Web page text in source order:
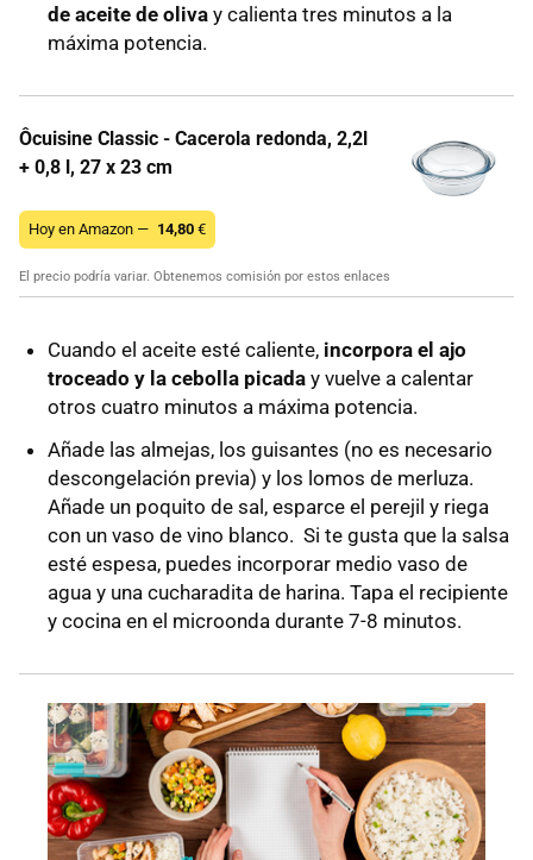
de aceite de oliva y calienta tres minutos a la
máxima potencia.
Ôcuisine Classic - Cacerola redonda, 2,2l
+ 0,8 l, 27 x 23 cm
Hoy en Amazon — 14,80 €
El precio podría variar. Obtenemos comisión por estos enlaces
Cuando el aceite esté caliente, incorpora el ajo
troceado y la cebolla picada y vuelve a calentar
otros cuatro minutos a máxima potencia.
Añade las almejas, los guisantes (no es necesario
descongelación previa) y los lomos de merluza.
Añade un poquito de sal, esparce el perejil y riega
con un vaso de vino blanco. Si te gusta que la salsa
esté espesa, puedes incorporar medio vaso de
agua y una cucharadita de harina. Tapa el recipiente
y cocina en el microonda durante 7-8 minutos.